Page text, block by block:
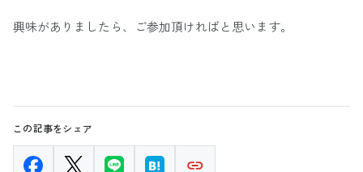
興味がありましたら、ご参加頂ければと思います。
この記事をシェア